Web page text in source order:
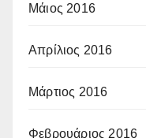
Μάιος 2016
Απρίλιος 2016
Μάρτιος 2016
Φεβρουάριος 2016